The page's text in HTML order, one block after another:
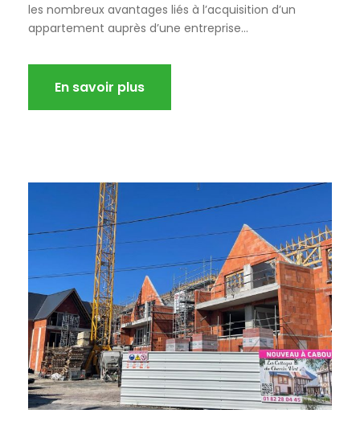
les nombreux avantages liés à l’acquisition d’un
appartement auprès d’une entreprise...
En savoir plus